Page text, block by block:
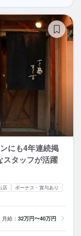
にも4年連続掲
スタッフが活躍
店
ボーナス・賞与あり
月給： 32万円〜40万円